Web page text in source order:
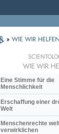
» WIE WIR HELFEN
WIE WIR
Eine Stimme für die
Menschlichkeit
Erschaffung einer
Welt
Menschenrechte
verwirklichen